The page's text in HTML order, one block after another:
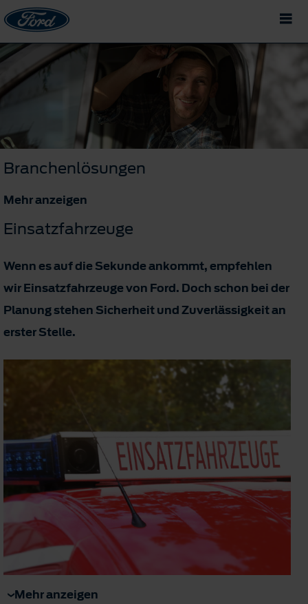
Branchenlösungen
Mehr anzeigen
Einsatzfahrzeuge
Wenn es auf die Sekunde ankommt, empfehlen
wir Einsatzfahrzeuge von Ford. Doch schon bei der
Planung stehen Sicherheit und Zuverlässigkeit an
erster Stelle.
Mehr anzeigen